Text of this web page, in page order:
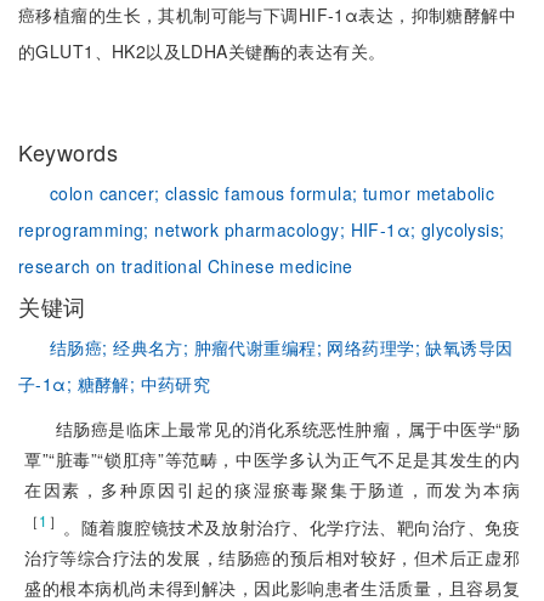
癌移植瘤的生长，其机制可能与下调HIF-1α表达，抑制糖酵解中
的GLUT1、HK2以及LDHA关键酶的表达有关。
Keywords
colon cancer; classic famous formula; tumor metabolic
reprogramming; network pharmacology; HIF-1α; glycolysis;
research on traditional Chinese medicine
关键词
结肠癌;经典名方; 肿瘤代谢重编程; 网络药理学;缺氧诱导因
子-1α; 糖酵解; 中药研究
结肠癌是临床上最常见的消化系统恶性肿瘤，属于中医学“肠
覃”“脏毒”“锁肛痔”等范畴，中医学多认为正气不足是其发生的内
在因素，多种原因引起的痰湿瘀毒聚集于肠道，而发为本病
［1 ］ 。随着腹腔镜技术及放射治疗、化学疗法、靶向治疗、免疫
治疗等综合疗法的发展，结肠癌的预后相对较好，但术后正虚邪
盛的根本病机尚未得到解决，因此影响患者生活质量，且容易复